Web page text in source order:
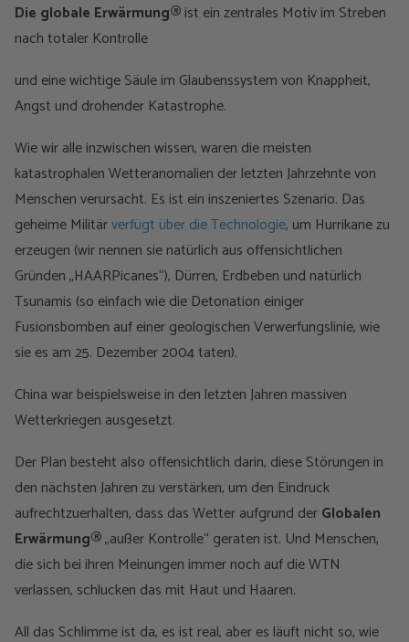
Die globale Erwärmung®ist ein zentrales Motiv im Streben
nach totaler Kontrolle
und eine wichtige Säule im Glaubenssystem von Knappheit,
Angst und drohender Katastrophe.
Wie wir alle inzwischen wissen, waren die meisten
katastrophalen Wetteranomalien der letzten Jahrzehnte von
Menschen verursacht. Es ist ein inszeniertes Szenario. Das
geheime Militärverfügt über die Technologie, um Hurrikane zu
erzeugen (wir nennen sie natürlich aus offensichtlichen
Gründen „HAARPicanes“), Dürren, Erdbeben und natürlich
Tsunamis (so einfach wie die Detonation einiger
Fusionsbomben auf einer geologischen Verwerfungslinie, wie
sie es am 25. Dezember 2004 taten).
China war beispielsweise in den letzten Jahren massiven
Wetterkriegen ausgesetzt.
Der Plan besteht also offensichtlich darin, diese Störungen in
den nächsten Jahren zu verstärken, um den Eindruck
aufrechtzuerhalten, dass das Wetter aufgrund derGlobalen
Erwärmung®„außer Kontrolle“ geraten ist. Und Menschen,
die sich bei ihren Meinungen immer noch auf die WTN
verlassen, schlucken das mit Haut und Haaren.
All das Schlimme ist da, es ist real, aber es läuft nicht so, wie